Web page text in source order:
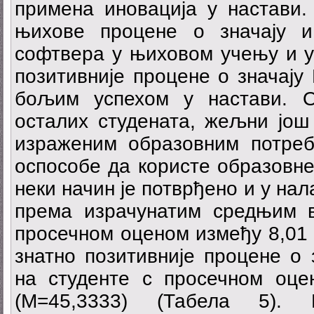
примена иновација у
њихове процене о значају
софтвера у њиховом учењу и
позитивније процене о
бољим успехом у настави.
осталих студената, жељни
израженим образовним
оспособе да користе
неки начин је потврђено и у
према израчунатим средњим
просечном оценом између
знатно позитивније процене
на студенте с просечном
(М=45,3333) (Табела 5).